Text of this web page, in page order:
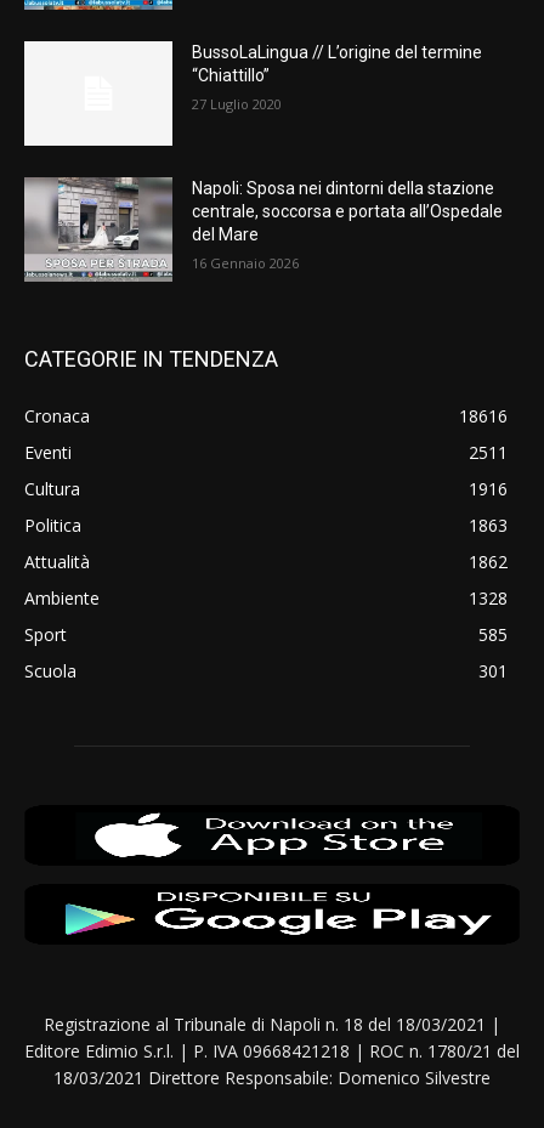
BussoLaLingua // L’origine del termine
“Chiattillo”
27 Luglio 2020
Napoli: Sposa nei dintorni della stazione
centrale, soccorsa e portata all’Ospedale
del Mare
16 Gennaio 2026
CATEGORIE IN TENDENZA
Cronaca
18616
Eventi
2511
Cultura
1916
Politica
1863
Attualità
1862
Ambiente
1328
Sport
585
Scuola
301
Registrazione al Tribunale di Napoli n. 18 del 18/03/2021 |
Editore Edimio S.r.l. | P. IVA 09668421218 | ROC n. 1780/21 del
18/03/2021 Direttore Responsabile: Domenico Silvestre